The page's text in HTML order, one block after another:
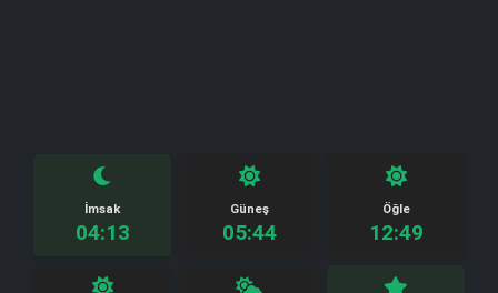
İmsak
04:13
Güneş
05:44
Öğle
12:49